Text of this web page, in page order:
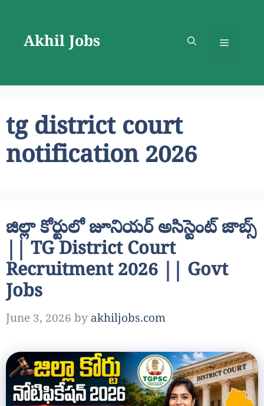
contentAkhil Jobs Menu
tg district court
notification 2026
జిల్లా కోర్టులో జూనియర్ అసిస్టెంట్ జాబ్స్
|| TG District Court
Recruitment 2026 || Govt
Jobs
June 3, 2026 by akhiljobs.com